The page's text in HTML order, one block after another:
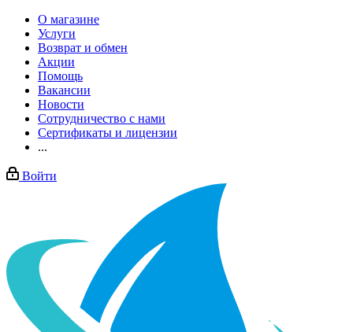
О магазине
Услуги
Возврат и обмен
Акции
Помощь
Вакансии
Новости
Сотрудничество с нами
Сертификаты и лицензии
...
Войти